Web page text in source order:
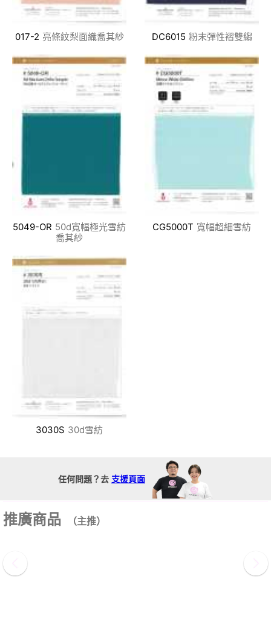
017-2 亮條紋梨面織喬其紗 DC6015 粉末彈性褶雙縐
5049-OR 50d寬幅極光雪紡
喬其紗
CG5000T 寬幅超細雪紡
3030S 30d雪紡
任何問題？去 支援頁面
推廣商品 （主推）